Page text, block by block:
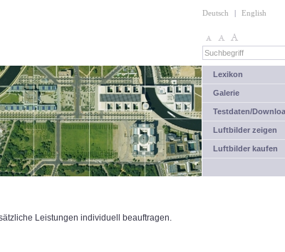
Deutsch | English
Lexikon
Galerie
Testdaten/
Luftbilder zeigen
Luftbilder kaufen
Leistungen individuell beauftragen.